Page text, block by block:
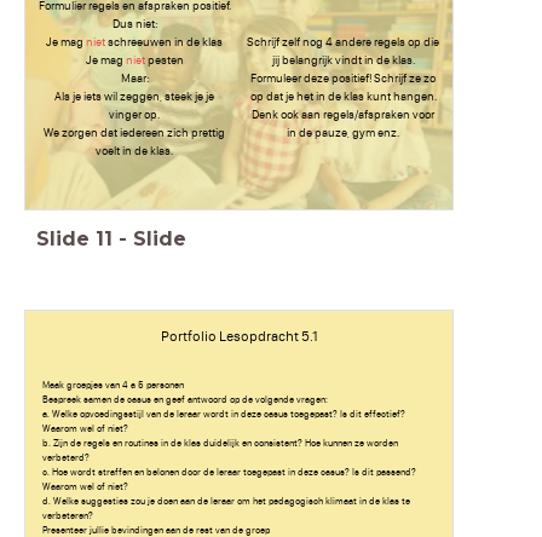
Formulier regels en afspraken positief.
Dus niet:
Je magnietschreeuwen in de klas
Je mag nietpesten
Maar:
Als je iets wil zeggen, steek je je
vinger op.
We zorgen dat iedereen zich prettig
voelt in de klas.
Schrijf zelf nog 4 andere regels op die
jij belangrijk vindt in de klas.
Formuleer deze positief! Schrijf ze zo
op dat je het in de klas kunt hangen.
Denk ook aan regels/afspraken voor
in de pauze, gym enz.
Slide 11 - Slide
Portfolio Lesopdracht 5.1
Maak groepjes van 4 a 5 personen
Bespreek samen de casus en geef antwoord op de volgende vragen:
a. Welke opvoedingsstijl van de leraar wordt in deze casus toegepast? Is dit effectief?
Waarom wel of niet?
b. Zijn de regels en routines in de klas duidelijk en consistent? Hoe kunnen ze worden
verbeterd?
c. Hoe wordt straffen en belonen door de leraar toegepast in deze casus? Is dit passend?
Waarom wel of niet?
d. Welke suggesties zou je doen aan de leraar om het pedagogisch klimaat in de klas te
verbeteren?
Presenteer jullie bevindingen aan de rest van de groep